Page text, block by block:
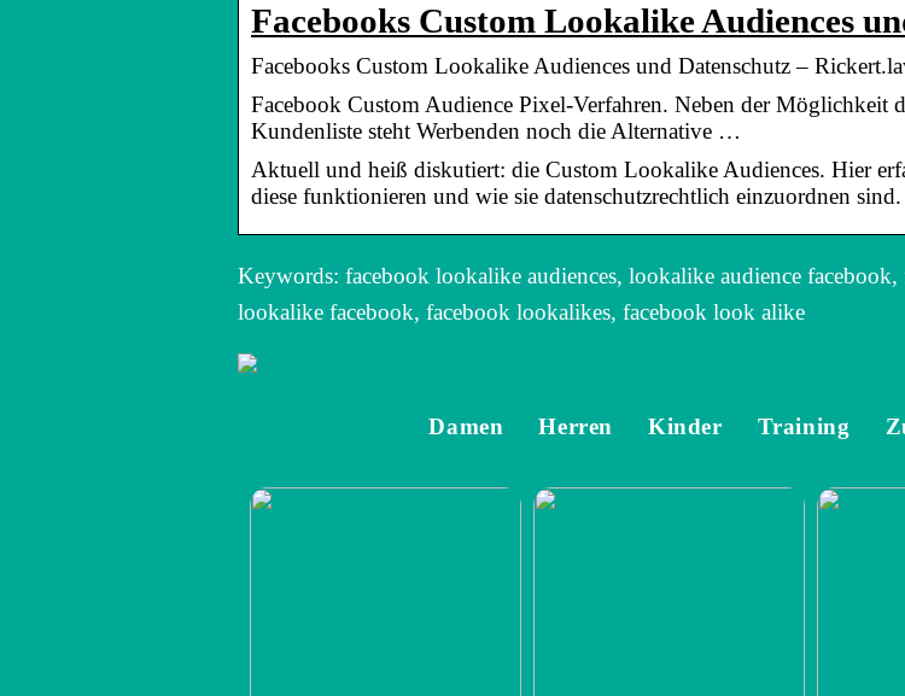
Facebooks Custom Lookalike Audiences
Facebooks Custom Lookalike Audiences und Datenschutz –
Facebook Custom Audience Pixel-Verfahren. Neben der Möglichkeit
Kundenliste steht Werbenden noch die Alternative …
Aktuell und heiß diskutiert: die Custom Lookalike Audiences. Hier
diese funktionieren und wie sie datenschutzrechtlich einzuordnen sind.
Keywords: facebook lookalike audiences, lookalike audience
lookalike facebook, facebook lookalikes, facebook look alike
Damen Herren Kinder Training